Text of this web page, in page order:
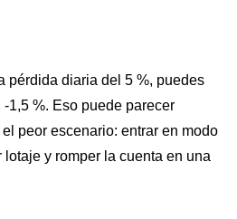
pérdida diaria del 5 %, puedes
1,5 %. Eso puede parecer
peor escenario: entrar en modo
lotaje y romper la cuenta en una